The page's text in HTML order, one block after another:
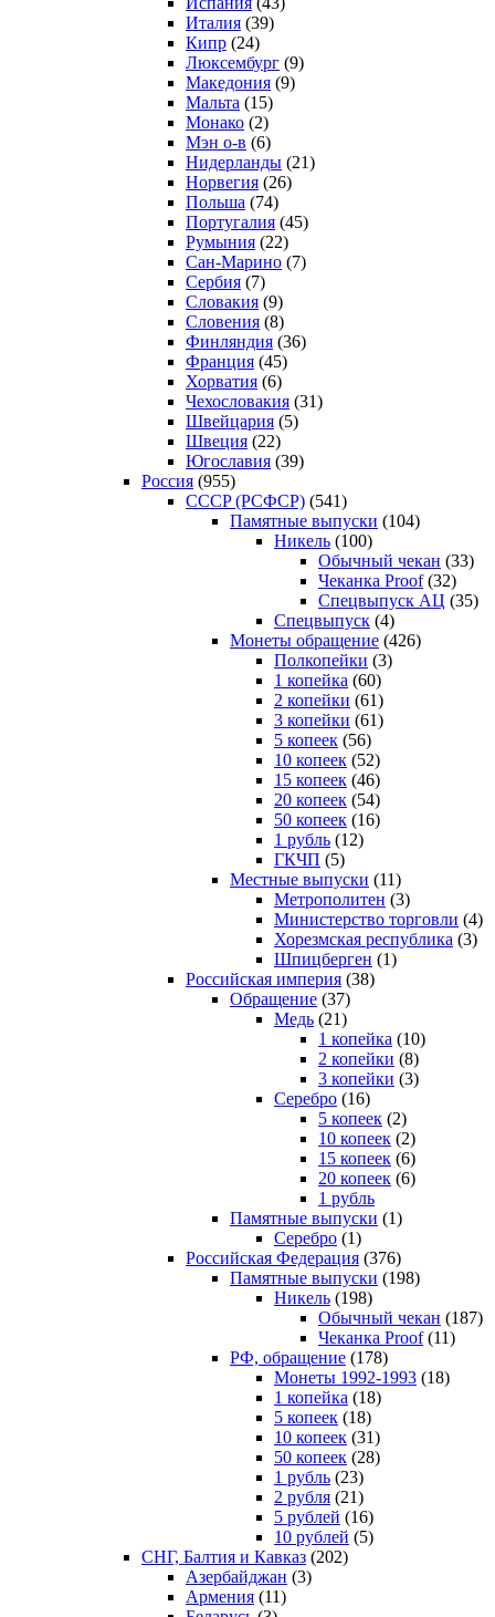
Италия (39)
Кипр (24)
Люксембург (9)
Македония (9)
Мальта (15)
Монако (2)
Мэн о-в (6)
Нидерланды (21)
Норвегия (26)
Польша (74)
Португалия (45)
Румыния (22)
Сан-Марино (7)
Сербия (7)
Словакия (9)
Словения (8)
Финляндия (36)
Франция (45)
Хорватия (6)
Чехословакия (31)
Швейцария (5)
Швеция (22)
Югославия (39)
Россия (955)
CCCP (РСФСР) (541)
Памятные выпуски (104)
Никель (100)
Обычный чекан (33)
Чеканка Proof(32)
Спецвыпуск АЦ (35)
Спецвыпуск (4)
Монеты обращение (426)
Полкопейки (3)
1 копейка (60)
2 копейки (61)
3 копейки (61)
5 копеек (56)
10 копеек (52)
15 копеек (46)
20 копеек (54)
50 копеек (16)
1 рубль (12)
ГКЧП (5)
Местные выпуски (11)
Метрополитен (3)
Министерство торговли (4)
Хорезмская республика (3)
Шпицберген (1)
Российская империя (38)
Обращение (37)
Медь (21)
1 копейка (10)
2 копейки (8)
3 копейки (3)
Серебро (16)
5 копеек (2)
10 копеек (2)
15 копеек (6)
20 копеек (6)
1 рубль
Памятные выпуски (1)
Серебро (1)
Российская Федерация (376)
Памятные выпуски (198)
Никель (198)
Обычный чекан (187)
Чеканка Proof(11)
РФ, обращение (178)
Монеты 1992-1993 (18)
1 копейка (18)
5 копеек (18)
10 копеек (31)
50 копеек (28)
1 рубль (23)
2 рубля (21)
5 рублей (16)
10 рублей (5)
СНГ, Балтия и Кавказ (202)
Азербайджан (3)
Армения (11)